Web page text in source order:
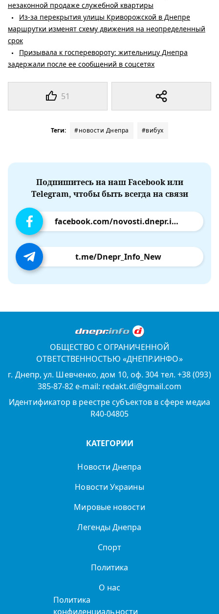
51
незаконной продаже служебной квартиры
Из-за перекрытия улицы Криворожской в ​​Днепре
маршрутки изменят схему движения на неопределенный
срок
Призывала к госперевороту: жительницу Днепра
задержали после ее сообщений в соцсетях
Теги: #новости Днепра #вибух
Подпишитесь на наш Facebook или
Telegram, чтобы быть всегда на связи
facebook.com/novosti.dnepr.info
t.me/Dnepr_Info_New
ОБЩЕСТВО С ОГРАНИЧЕННОЙ
ОТВЕТСТВЕННОСТЬЮ «ДНЕПР.ИНФО»
г. Днепр, ул. Шевченко, дом 10, оф. 304 тел. +38 (093)
385-87-82 e-mail: redakt.di@gmail.com
Идентификатор в реестре субъектов в сфере медиа
R40-04805
КАТЕГОРИИ
Новости Днепра
Новости Украины
Мировые новости
Легенды Днепра
Спорт
Политика
О нас
Политика
конфиденциальности